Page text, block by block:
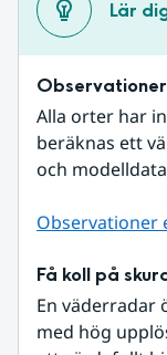
Lär
Alla orter har
beräknas ett
och
Observationer
Få koll på
En väderradar
med hög